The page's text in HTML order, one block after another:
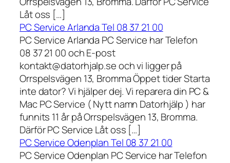
Låt oss […]
PC Service Arlanda Tel 08 37 21 00
PC Service Arlanda PC Service har Telefon
08 37 21 00 och E-post
kontakt@datorhjalp.se och vi ligger på
Orrspelsvägen 13, Bromma Öppet tider Starta
inte dator? Vi hjälper dej. Vi reparera din PC &
Mac PC Service ( Nytt namn Datorhjälp ) har
funnits 11 år på Orrspelsvägen 13, Bromma.
Därför PC Service Låt oss […]
PC Service Odenplan Tel 08 37 21 00
PC Service Odenplan PC Service har Telefon